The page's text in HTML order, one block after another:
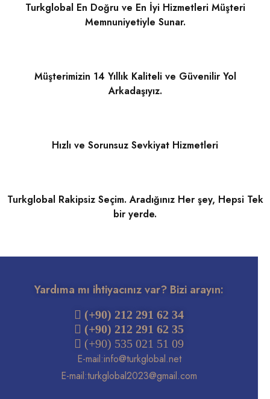
Turkglobal En Doğru ve En İyi Hizmetleri Müşteri
Memnuniyetiyle Sunar.
Müşterimizin 14 Yıllık Kaliteli ve Güvenilir Yol
Arkadaşıyız.
Hızlı ve Sorunsuz Sevkiyat Hizmetleri
Turkglobal Rakipsiz Seçim. Aradığınız Her şey, Hepsi Tek
bir yerde.
Yardıma mı ihtiyacınız var? Bizi arayın:
 (+90) 212 291 62 34
(+90) 212 291 62 35
 (+90) 535 021 51 09
E-mail:info@turkglobal.net
E-mail:turkglobal2023@gmail.com